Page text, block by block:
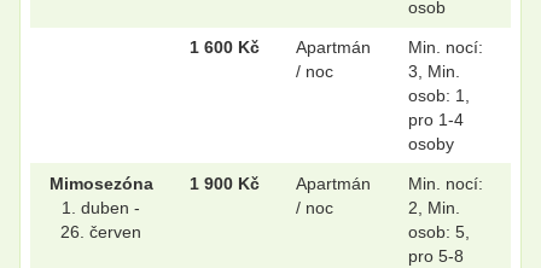
osob
1 600 Kč
Apartmán
/ noc
Min. nocí:
3, Min.
osob: 1,
pro 1-4
osoby
Mimosezóna
1. duben -
26. červen
1 900 Kč
Apartmán
/ noc
Min. nocí:
2, Min.
osob: 5,
pro 5-8